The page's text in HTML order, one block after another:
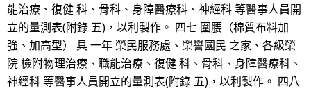
能治療、復健 科、骨科、身障醫療科、神經科 等醫事人員開
立的量測表(附錄 五)，以利製作。 四七 圍腰（棉質布料加
強、加高型） 具 一年 榮民服務處、榮譽國民 之家、各級榮
院 檢附物理治療、職能治療、復健 科、骨科、身障醫療科、
神經科 等醫事人員開立的量測表(附錄 五)，以利製作。 四八